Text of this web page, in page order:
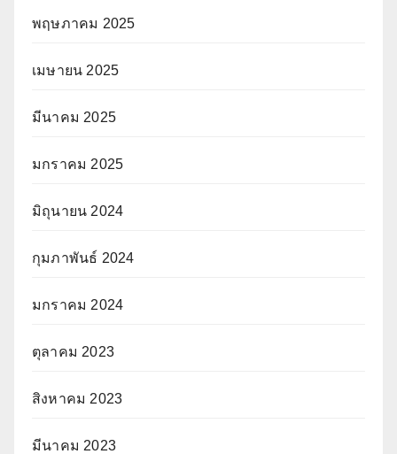
พฤษภาคม 2025
เมษายน 2025
มีนาคม 2025
มกราคม 2025
มิถุนายน 2024
กุมภาพันธ์ 2024
มกราคม 2024
ตุลาคม 2023
สิงหาคม 2023
มีนาคม 2023